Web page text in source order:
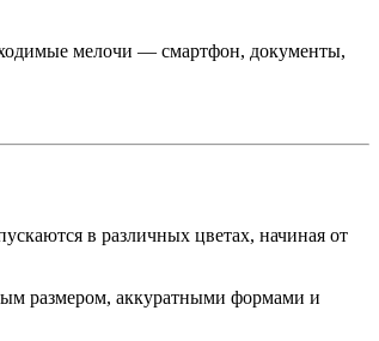
мелочи — смартфон, документы,
в различных цветах, начиная от
размером, аккуратными формами и